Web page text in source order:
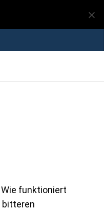
Wie funktioniert
bitteren